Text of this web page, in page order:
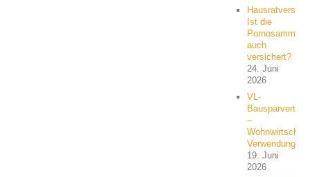
Ist die
auch
versichert?
24. Juni
2026
VL-
Bausparvertrag
–
Verwendung?
19. Juni
2026